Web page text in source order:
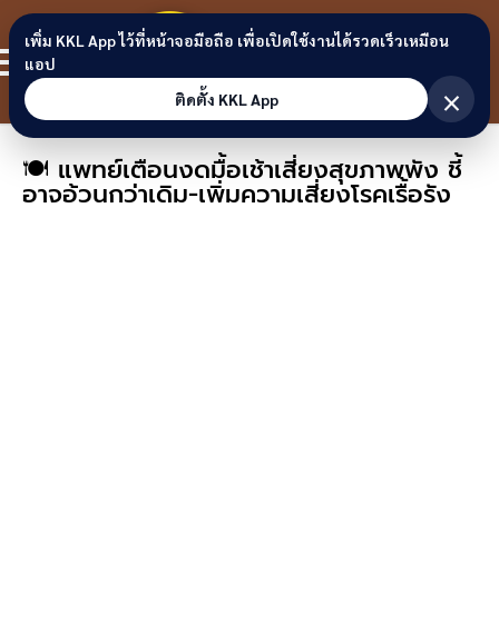
Skip to content
ขอนแก่น
ลิงก์
🍽️ แพทย์เตือนงดมื้อเช้าเสี่ยงสุขภาพพัง ชี้
อาจอ้วนกว่าเดิม-เพิ่มความเสี่ยงโรคเรื้อรัง
เพิ่ม KKL App ไว้ที่หน้าจอมือถือ เพื่อเปิดใช้งานได้รวดเร็วเหมือน
แอป
ติดตั้ง KKL App
×